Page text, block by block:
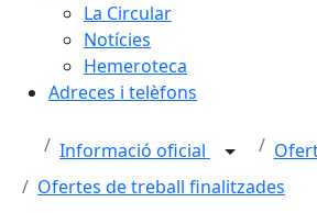
La Circular
Notícies
Hemeroteca
Adreces i telèfons
Informació oficial
Ofertes de treball finalitzades